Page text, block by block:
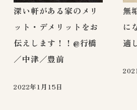
深い軒がある家のメリ
ット・デメリットをお
伝えします！！@行橋
／中津／豊前
2022年1月15日
無
に
適